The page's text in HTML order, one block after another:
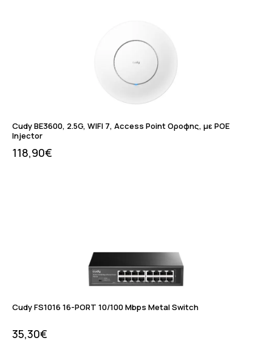
Cudy BE3600, 2.5G, WIFI 7, Access Point Οροφης, με POE
Injector
118,90€
Cudy FS1016 16-PORT 10/100 Mbps Metal Switch
35,30€